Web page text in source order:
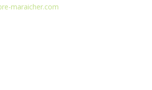
maraicher.com